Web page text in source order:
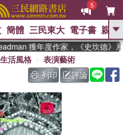
5
GO
熱搜： 東野圭吾 、 The Odyssey
、 如果歷史是一群喵 、 暑期
國際布克獎 臺灣漫遊錄 、 方
華 、 台灣的李登輝時代
：黎曼猜想 、 偉大的迷走神經
簡體 三民東大 電子書 親子
獲年度作家，《史坎德》系
生活風格
表演藝術
列印
評論